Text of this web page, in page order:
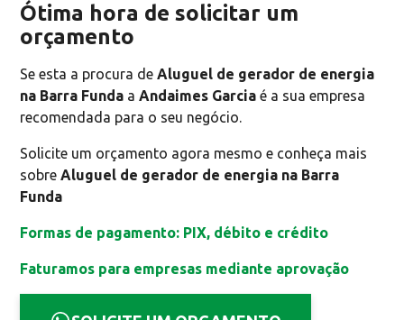
Ótima hora de solicitar um
orçamento
Se esta a procura deAluguel de gerador de energia
na Barra Funda aAndaimes Garcia é a sua empresa
recomendada para o seu negócio.
Solicite um orçamento agora mesmo e conheça mais
sobreAluguel de gerador de energia na Barra
Funda
Formas de pagamento: PIX, débito e crédito
Faturamos para empresas mediante aprovação